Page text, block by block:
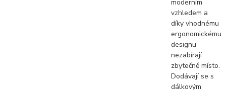
moderním
vzhledem a
díky vhodnému
ergonomickému
designu
nezabírají
zbytečně místo.
Dodávají se s
dálkovým